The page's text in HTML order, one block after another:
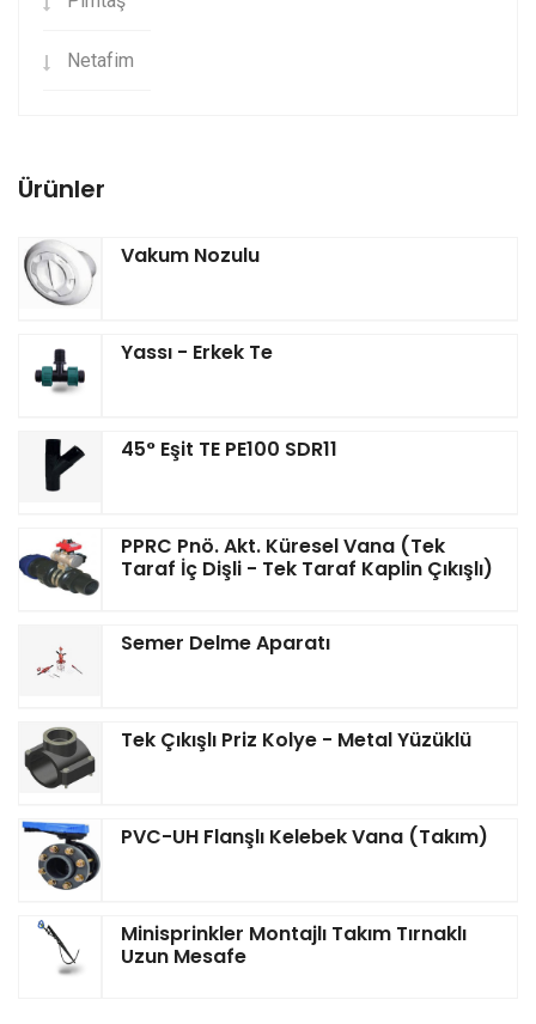
Netafim
Ürünler
Vakum Nozulu
Yassı - Erkek Te
45° Eşit TE PE100 SDR11
PPRC Pnö. Akt. Küresel Vana (Tek
Taraf İç Dişli - Tek Taraf Kaplin Çıkışlı)
Semer Delme Aparatı
Tek Çıkışlı Priz Kolye - Metal Yüzüklü
PVC-UH Flanşlı Kelebek Vana (Takım)
Minisprinkler Montajlı Takım Tırnaklı
Uzun Mesafe